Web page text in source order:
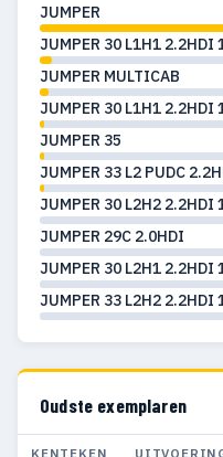
JUMPER
JUMPER 30 L1H1 2.2HDI
JUMPER MULTICAB
JUMPER 30 L1H1 2.2HDI
JUMPER 35
JUMPER 33 L2 PUDC
JUMPER 30 L2H2 2.2HDI
JUMPER 29C 2.0HDI
JUMPER 30 L2H1 2.2HDI
JUMPER 33 L2H2 2.2HDI
Oudste exemplaren
KENTEKEN